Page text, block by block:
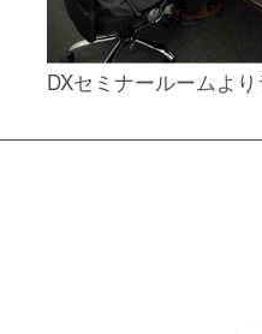
DXセミナールームよ